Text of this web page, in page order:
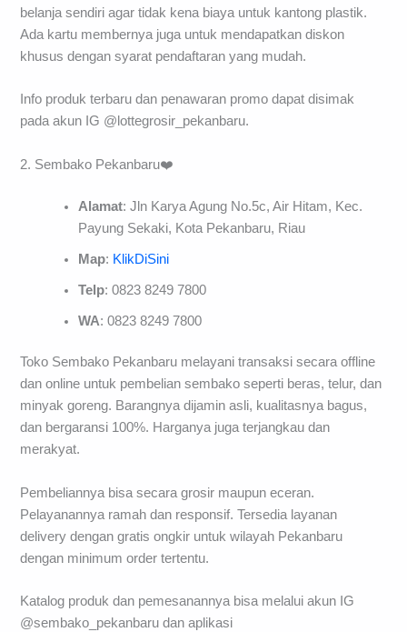
belanja sendiri agar tidak kena biaya untuk kantong plastik.
Ada kartu membernya juga untuk mendapatkan diskon
khusus dengan syarat pendaftaran yang mudah.
Info produk terbaru dan penawaran promo dapat disimak
pada akun IG @lottegrosir_pekanbaru.
2. Sembako Pekanbaru❤️
Alamat: Jln Karya Agung No.5c, Air Hitam, Kec.
Payung Sekaki, Kota Pekanbaru, Riau
Map: KlikDiSini
Telp: 0823 8249 7800
WA: 0823 8249 7800
Toko Sembako Pekanbaru melayani transaksi secara offline
dan online untuk pembelian sembako seperti beras, telur, dan
minyak goreng. Barangnya dijamin asli, kualitasnya bagus,
dan bergaransi 100%. Harganya juga terjangkau dan
merakyat.
Pembeliannya bisa secara grosir maupun eceran.
Pelayanannya ramah dan responsif. Tersedia layanan
delivery dengan gratis ongkir untuk wilayah Pekanbaru
dengan minimum order tertentu.
Katalog produk dan pemesanannya bisa melalui akun IG
@sembako_pekanbaru dan aplikasi